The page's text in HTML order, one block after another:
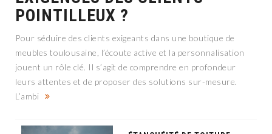
POINTILLEUX ?
Pour séduire des clients exigeants dans une boutique de
meubles toulousaine, l’écoute active et la personnalisation
jouent un rôle clé. Il s’agit de comprendre en profondeur
leurs attentes et de proposer des solutions sur-mesure.
L’ambi